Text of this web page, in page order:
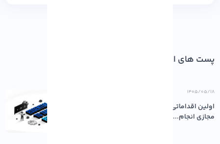
پست های اخیر
۱۴۰۵/۰۵/۱۸
اولین اقداماتی که باید پس از خرید سرور
مجازی انجام...